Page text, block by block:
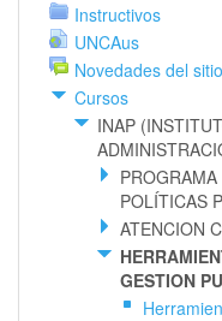
Instructivos
UNCAus
Novedades del sitio
Cursos
INAP
POLÍTICAS
ATENCION
GESTION